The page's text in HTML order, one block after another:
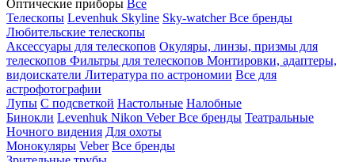
Оптические приборы Все
Телескопы Levenhuk Skyline Sky-watcherВсе бренды
Любительские телескопы
Аксессуары для телескопов Окуляры, линзы, призмы для
телескопов Фильтры для телескопов Монтировки, адаптеры,
видоискатели Литература по астрономии Все для
астрофотографии
Лупы С подсветкой Настольные Налобные
Бинокли Levenhuk Nikon VeberВсе бренды Театральные
Ночного видения Для охоты
Монокуляры Veber Все бренды